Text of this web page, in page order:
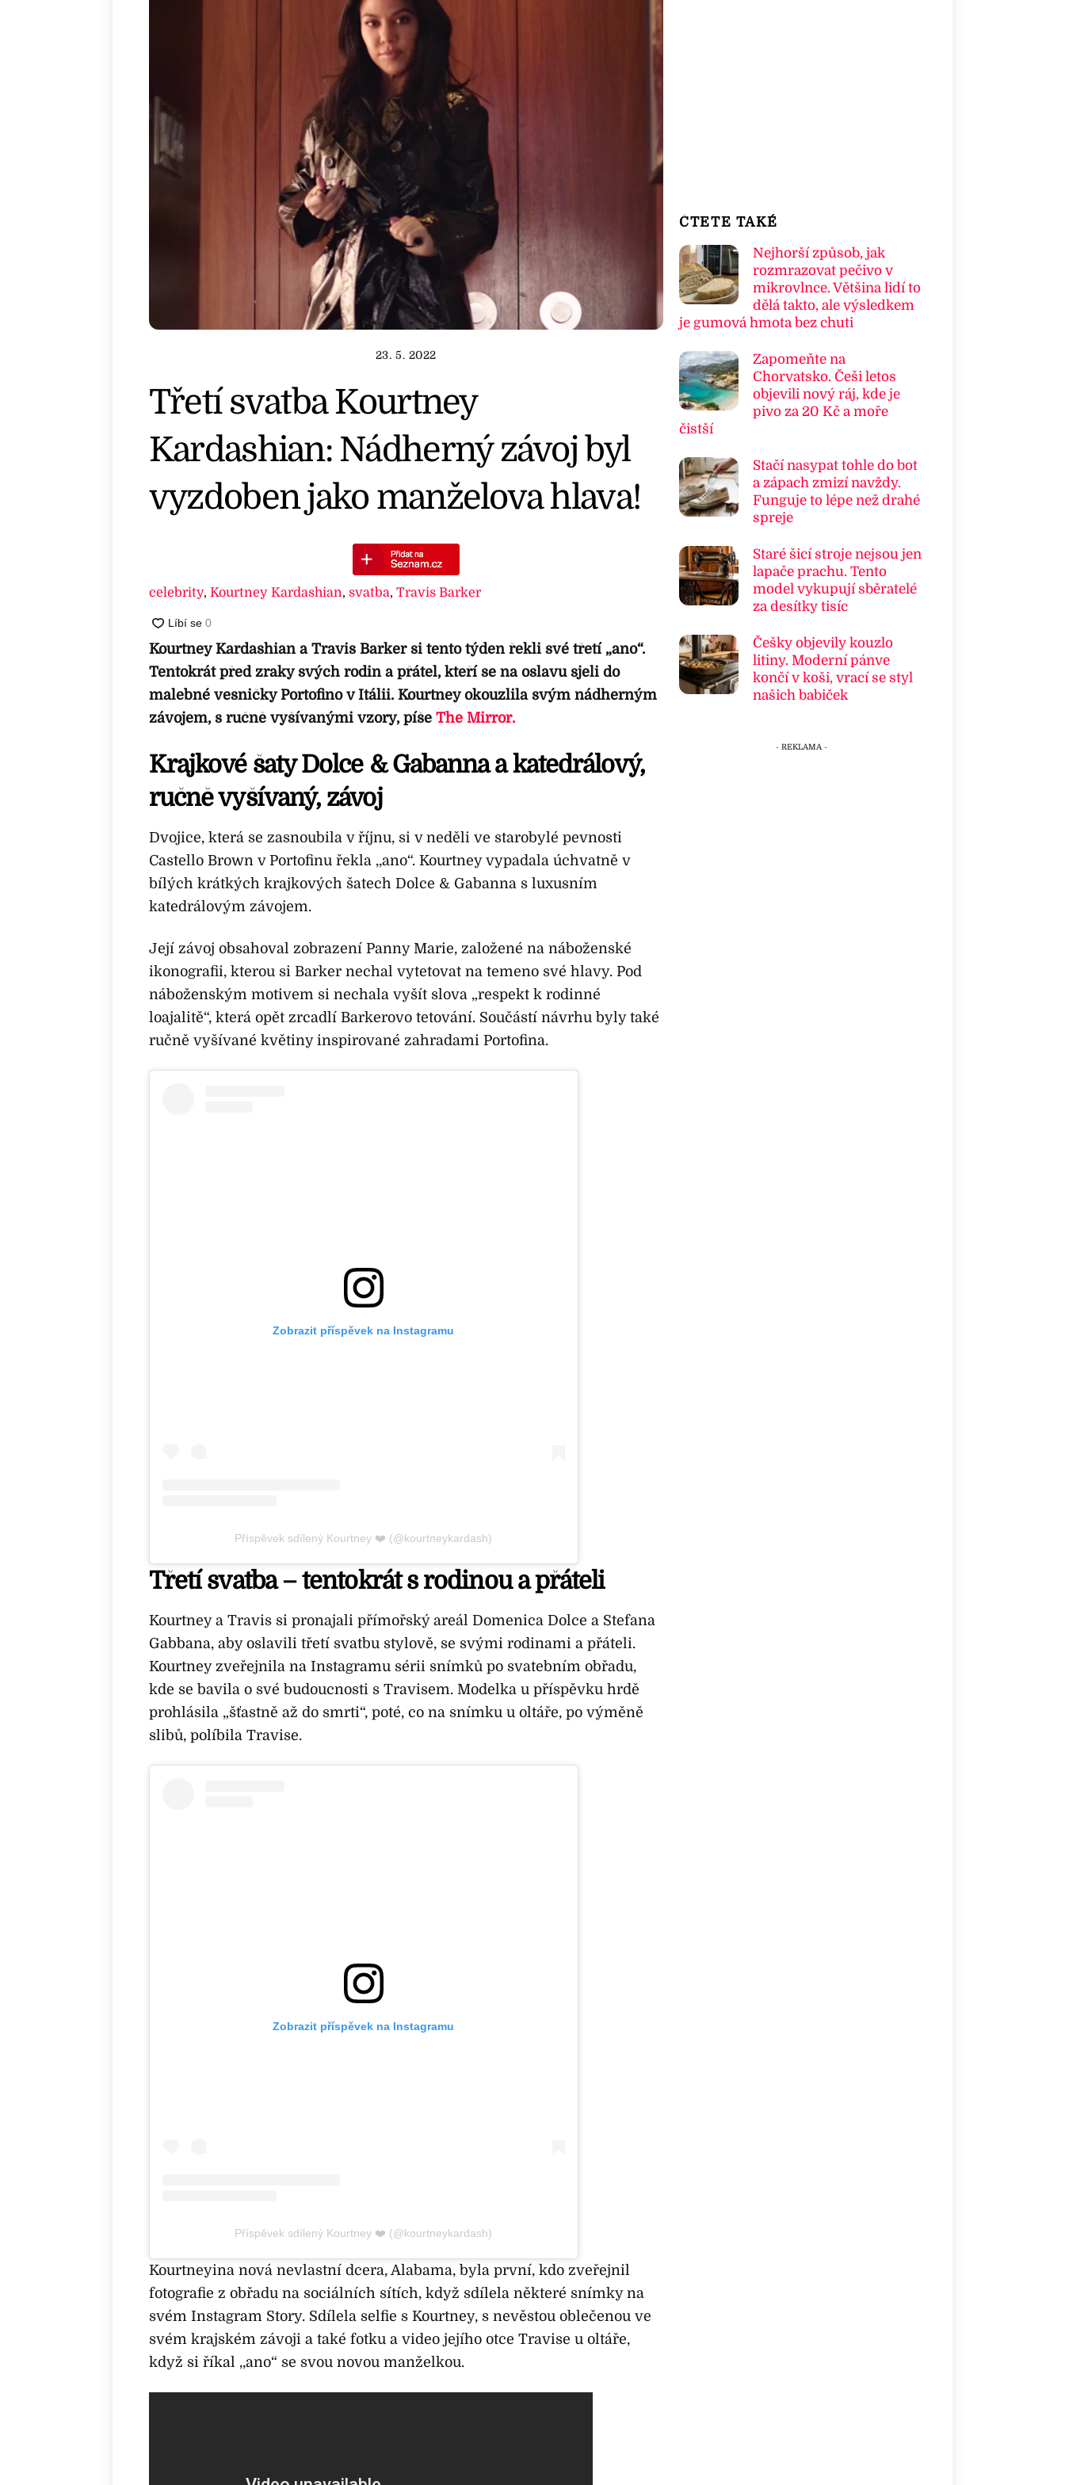
23. 5. 2022
Třetí svatba Kourtney
Kardashian: Nádherný závoj byl
vyzdoben jako manželova hlava!
celebrity, Kourtney Kardashian, svatba, Travis Barker
Kourtney Kardashian a Travis Barker si tento týden řekli své třetí „ano“.
Tentokrát před zraky svých rodin a přátel, kteří se na oslavu sjeli do
malebné vesničky Portofino v Itálii. Kourtney okouzlila svým nádherným
závojem, s ručně vyšívanými vzory, píše The Mirror.
Krajkové šaty Dolce & Gabanna a katedrálový,
ručně vyšívaný, závoj
Dvojice, která se zasnoubila v říjnu, si v neděli ve starobylé pevnosti
Castello Brown v Portofinu řekla ,,ano“. Kourtney vypadala úchvatně v
bílých krátkých krajkových šatech Dolce & Gabanna s luxusním
katedrálovým závojem.
Její závoj obsahoval zobrazení Panny Marie, založené na náboženské
ikonografii, kterou si Barker nechal vytetovat na temeno své hlavy. Pod
náboženským motivem si nechala vyšít slova „respekt k rodinné
loajalitě“, která opět zrcadlí Barkerovo tetování. Součástí návrhu byly také
ručně vyšívané květiny inspirované zahradami Portofina.
Zobrazit příspěvek na Instagramu
Příspěvek sdílený Kourtney ❤️ (@kourtneykardash)
Třetí svatba – tentokrát s rodinou a přáteli
Kourtney a Travis si pronajali přímořský areál Domenica Dolce a Stefana
Gabbana, aby oslavili třetí svatbu stylově, se svými rodinami a přáteli.
Kourtney zveřejnila na Instagramu sérii snímků po svatebním obřadu,
kde se bavila o své budoucnosti s Travisem. Modelka u příspěvku hrdě
prohlásila „šťastně až do smrti“, poté, co na snímku u oltáře, po výměně
slibů, políbila Travise.
Zobrazit příspěvek na Instagramu
Příspěvek sdílený Kourtney ❤️ (@kourtneykardash)
Kourtneyina nová nevlastní dcera, Alabama, byla první, kdo zveřejnil
fotografie z obřadu na sociálních sítích, když sdílela některé snímky na
svém Instagram Story. Sdílela selfie s Kourtney, s nevěstou oblečenou ve
svém krajském závoji a také fotku a video jejího otce Travise u oltáře,
když si říkal ,,ano“ se svou novou manželkou.
ČTETE TAKÉ
Nejhorší způsob, jak
rozmrazovat pečivo v
mikrovlnce. Většina lidí to
dělá takto, ale výsledkem
je gumová hmota bez chuti
Zapomeňte na
Chorvatsko. Češi letos
objevili nový ráj, kde je
pivo za 20 Kč a moře
čistší
Stačí nasypat tohle do bot
a zápach zmizí navždy.
Funguje to lépe než drahé
spreje
Staré šicí stroje nejsou jen
lapače prachu. Tento
model vykupují sběratelé
za desítky tisíc
Češky objevily kouzlo
litiny. Moderní pánve
končí v koši, vrací se styl
našich babiček